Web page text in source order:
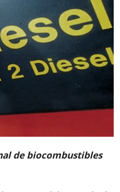
de biocombustibles